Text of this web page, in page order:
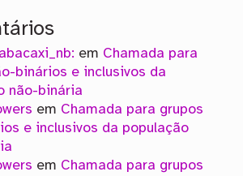
em Chamada para
binários e inclusivos da
não-binária
em Chamada para grupos
e inclusivos da população
em Chamada para grupos